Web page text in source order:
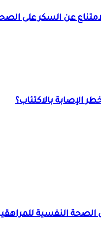
عن السكر على
الإصابة بالاكتئاب؟
الصحة النفسية